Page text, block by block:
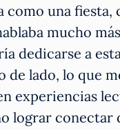
una
mucho
dedicarse a
de lado, lo que
experiencias
lograr